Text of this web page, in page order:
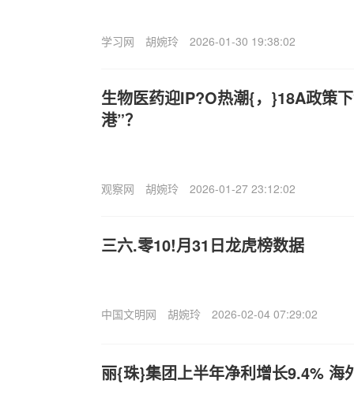
学习网 胡婉玲 2026-01-30 19:38:02
生物医药迎IP?O热潮{，}18A政策
港”？
观察网 胡婉玲 2026-01-27 23:12:02
三六.零10!月31日龙虎榜数据
中国文明网 胡婉玲 2026-02-04 07:29:02
丽{珠}集团上半年净利增长9.4% 海